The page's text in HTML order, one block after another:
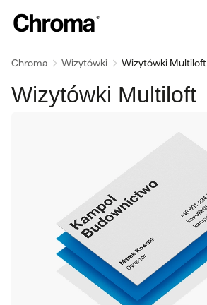
Chroma Wizytówki Wizytówki Multiloft
Wizytówki Multiloft